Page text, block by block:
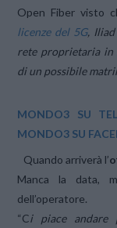
Open Fiber visto
licenze del 5G,
rete proprietaria in
di un possibile
MONDO3 SU
MONDO3 SU
Quando arriverà l’
Manca la data,
dell’operatore.
“Ci piace andare